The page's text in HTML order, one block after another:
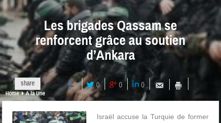
Les brigades Qassam se
renforcent grâce au soutien
d’Ankara
share 0 0 0 0
Home A la Une
Israël accuse la Turquie de former